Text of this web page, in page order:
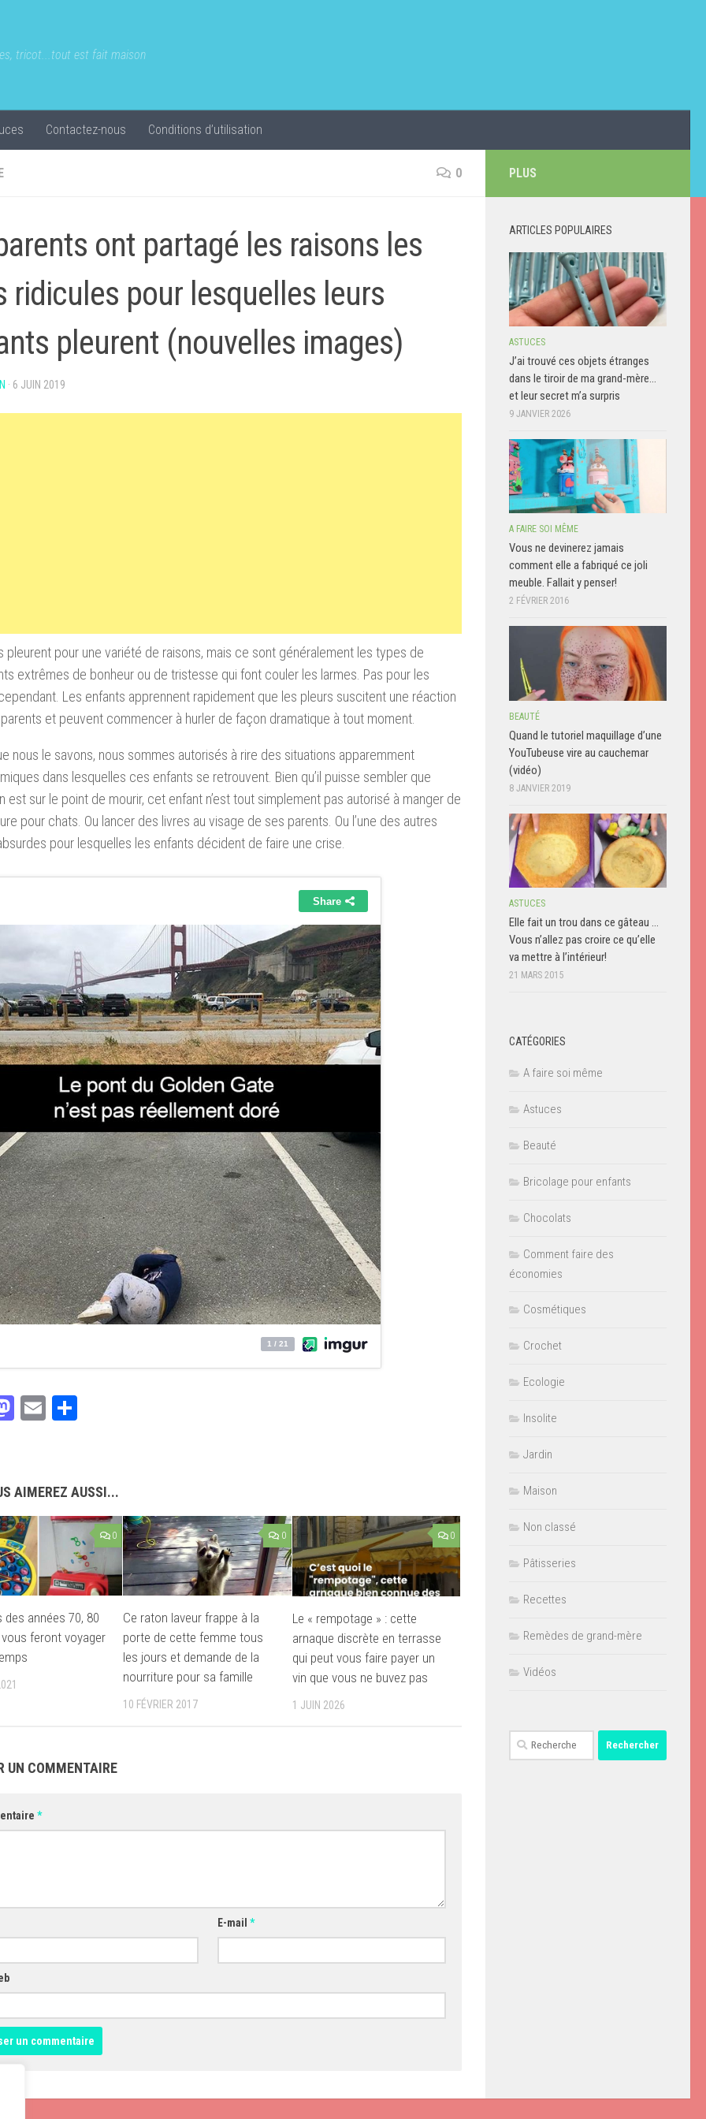
tricot...tout est fait maison
Contactez-nous Conditions d’utilisation
0
ont partagé les raisons les
ridicules pour lesquelles leurs
pleurent (nouvelles images)
· 6 JUIN 2019
pleurent pour une variété de raisons, mais ce sont généralement les types de
extrêmes de bonheur ou de tristesse qui font couler les larmes. Pas pour les
Les enfants apprennent rapidement que les pleurs suscitent une réaction
et peuvent commencer à hurler de façon dramatique à tout moment.
nous le savons, nous sommes autorisés à rire des situations apparemment
dans lesquelles ces enfants se retrouvent. Bien qu’il puisse sembler que
est sur le point de mourir, cet enfant n’est tout simplement pas autorisé à manger de
pour chats. Ou lancer des livres au visage de ses parents. Ou l’une des autres
pour lesquelles les enfants décident de faire une crise.
Mastodon
Email
AIMEREZ AUSSI...
0
des années 70, 80
feront voyager
0
Ce raton laveur frappe à la
porte de cette femme tous
les jours et demande de la
nourriture pour sa famille
10 FÉVRIER 2017
0
Le « rempotage » : cette
arnaque discrète en terrasse
qui peut vous faire payer un
vin que vous ne buvez pas
1 JUIN 2026
UN COMMENTAIRE
*
E-mail*
PLUS
ARTICLES POPULAIRES
ASTUCES
J’ai trouvé ces objets étranges
dans le tiroir de ma grand-mère…
et leur secret m’a surpris
9 JANVIER 2026
A FAIRE SOI MÊME
Vous ne devinerez jamais
comment elle a fabriqué ce joli
meuble. Fallait y penser!
2 FÉVRIER 2016
BEAUTÉ
Quand le tutoriel maquillage d’une
YouTubeuse vire au cauchemar
(vidéo)
8 JANVIER 2019
ASTUCES
Elle fait un trou dans ce gâteau …
Vous n’allez pas croire ce qu’elle
va mettre à l’intérieur!
21 MARS 2015
CATÉGORIES
A faire soi même
Astuces
Beauté
Bricolage pour enfants
Chocolats
Comment faire des
économies
Cosmétiques
Crochet
Ecologie
Insolite
Jardin
Maison
Non classé
Pâtisseries
Recettes
Remèdes de grand-mère
Vidéos
Rechercher :